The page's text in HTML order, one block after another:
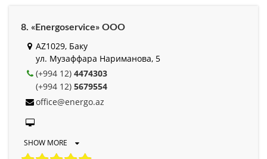
8. «Energoservice» ООО
AZ1029, Баку
ул. Музаффара Нариманова, 5
(+994 12) 4474303
(+994 12) 5679554
office@energo.az
SHOW MORE